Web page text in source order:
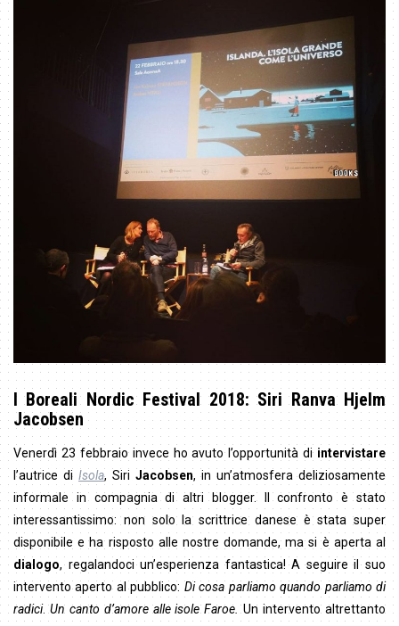
I Boreali Nordic Festival 2018:Siri Ranva Hjelm
Jacobsen
Venerdì 23 febbraio invece ho avuto l’opportunità di intervistare
l’autrice di Isola, Siri Jacobsen, in un’atmosfera deliziosamente
informale in compagnia di altri blogger. Il confronto è stato
interessantissimo: non solo la scrittrice danese è stata super
disponibile e ha risposto alle nostre domande, ma si è aperta al
dialogo, regalandoci un’esperienza fantastica! A seguire il suo
intervento aperto al pubblico: Di cosa parliamo quando parliamo di
radici.Un canto d’amore alle isole Faroe. Un intervento altrettanto